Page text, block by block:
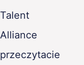
Talent
Alliance
przeczytacie